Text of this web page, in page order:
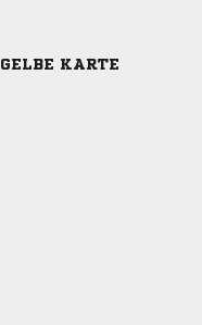
GELBE KARTE